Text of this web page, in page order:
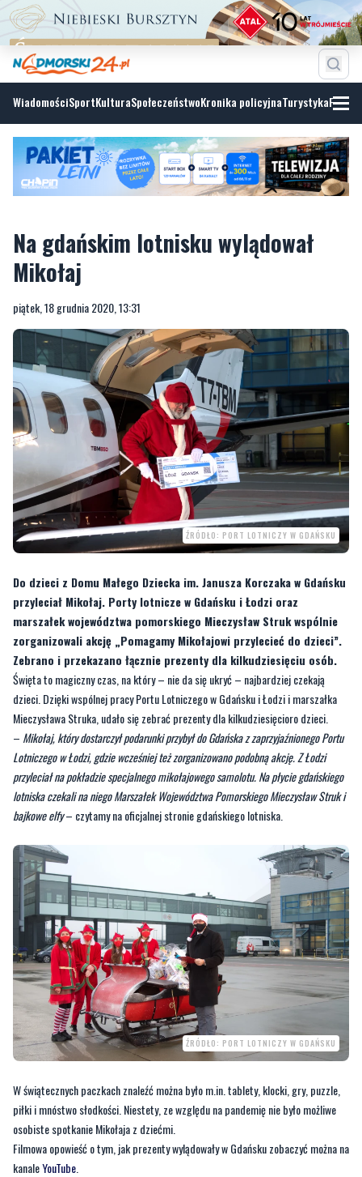
WiadomościSportKulturaSpołeczeństwoKronika policyjnaTurystyka
Na gdańskim lotnisku wylądował
Mikołaj
piątek, 18 grudnia 2020, 13:31
ŹRÓDŁO: PORT LOTNICZY W GDAŃSKU
Do dzieci z Domu Małego Dziecka im. Janusza Korczaka w Gdańsku
przyleciał Mikołaj. Porty lotnicze w Gdańsku i Łodzi oraz
marszałek województwa pomorskiego Mieczysław Struk wspólnie
zorganizowali akcję „Pomagamy Mikołajowi przylecieć do dzieci”.
Zebrano i przekazano łącznie prezenty dla kilkudziesięciu osób.
Święta to magiczny czas, na który – nie da się ukryć – najbardziej czekają
dzieci. Dzięki wspólnej pracy Portu Lotniczego w Gdańsku i Łodzi i marszałka
Mieczysława Struka, udało się zebrać prezenty dla kilkudziesięcioro dzieci.
– Mikołaj, który dostarczył podarunki przybył do Gdańska z zaprzyjaźnionego Portu
Lotniczego w Łodzi, gdzie wcześniej też zorganizowano podobną akcję. Z Łodzi
przyleciał na pokładzie specjalnego mikołajowego samolotu. Na płycie gdańskiego
lotniska czekali na niego Marszałek Województwa Pomorskiego Mieczysław Struk i
bajkowe elfy– czytamy na oficjalnej stronie gdańskiego lotniska.
ŹRÓDŁO: PORT LOTNICZY W GDAŃSKU
W świątecznych paczkach znaleźć można było m.in. tablety, klocki, gry, puzzle,
piłki i mnóstwo słodkości. Niestety, ze względu na pandemię nie było możliwe
osobiste spotkanie Mikołaja z dziećmi.
Filmowa opowieść o tym, jak prezenty wylądowały w Gdańsku zobaczyć można na
kanaleYouTube